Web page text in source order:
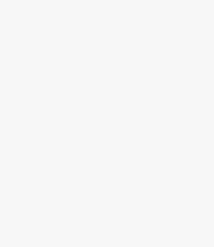
りさせていただく場合が